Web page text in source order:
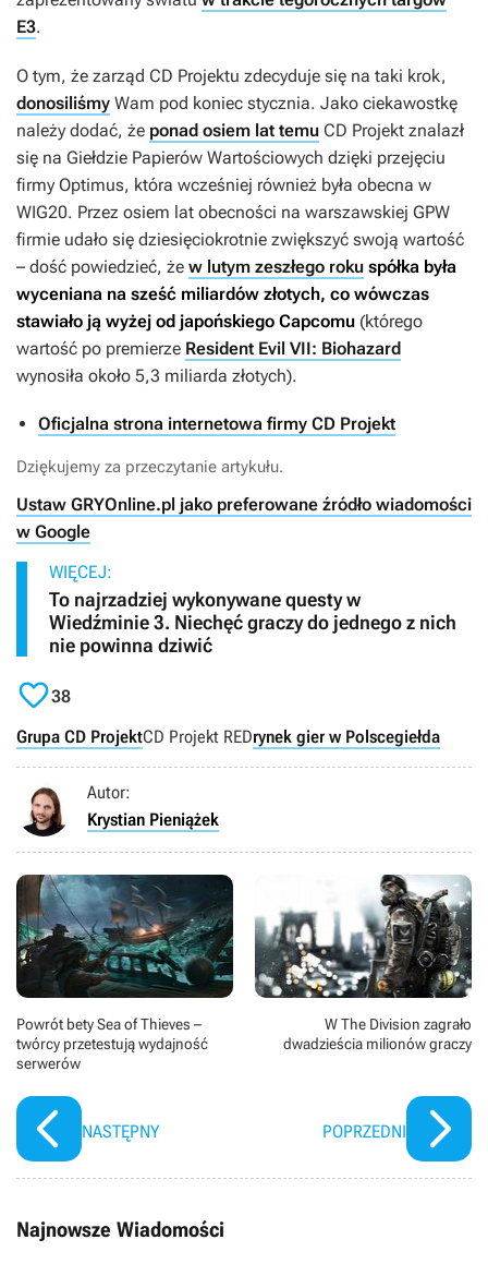
E3.
O tym, że zarząd CD Projektu zdecyduje się na taki krok,
donosiliśmy Wam pod koniec stycznia. Jako ciekawostkę
należy dodać, że ponad osiem lat temu CD Projekt znalazł
się na Giełdzie Papierów Wartościowych dzięki przejęciu
firmy Optimus, która wcześniej również była obecna w
WIG20. Przez osiem lat obecności na warszawskiej GPW
firmie udało się dziesięciokrotnie zwiększyć swoją wartość
– dość powiedzieć, że w lutym zeszłego roku spółka była
wyceniana na sześć miliardów złotych, co wówczas
stawiało ją wyżej od japońskiego Capcomu (którego
wartość po premierze Resident Evil VII: Biohazard
wynosiła około 5,3 miliarda złotych).
Oficjalna strona internetowa firmy CD Projekt
Dziękujemy za przeczytanie artykułu.
Ustaw GRYOnline.pl jako preferowane źródło wiadomości
w Google
WIĘCEJ:
To najrzadziej wykonywane questy w
Wiedźminie 3. Niechęć graczy do jednego z nich
nie powinna dziwić
38
Grupa CD ProjektCD Projekt REDrynek gier w Polscegiełda
Autor:
Krystian Pieniążek
Powrót bety Sea of Thieves –
twórcy przetestują wydajność
serwerów
NASTĘPNY
W The Division zagrało
dwadzieścia milionów graczy
POPRZEDNI
Najnowsze Wiadomości